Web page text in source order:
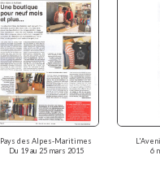
Pays des Alpes-Maritimes
Du 19 au 25 mars 2015
6